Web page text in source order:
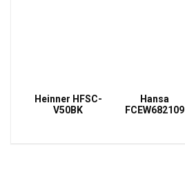
Heinner HFSC-
V50BK
Hansa
FCEW682109